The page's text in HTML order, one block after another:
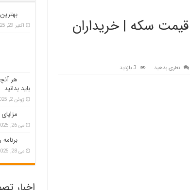
سکه | خریداران
نظری بدهید 3 بازدید
بهترین
اکتبر 29, 2025
باید بدانید
ژوئن 2, 2025
می 26, 2025
می 28, 2025